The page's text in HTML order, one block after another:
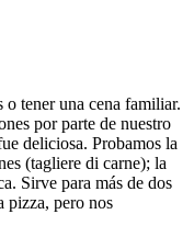
tener una cena familiar.
por parte de nuestro
deliciosa. Probamos la
(tagliere di carne); la
Sirve para más de dos
pizza, pero nos